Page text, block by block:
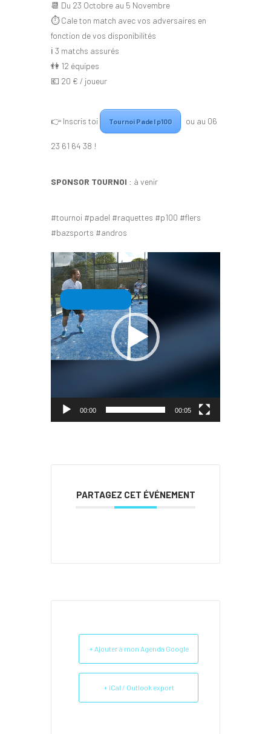
📆 Du 23 Octobre au 5 Novembre
⏱ Cale ton match avec vos adversaires en
fonction de vos disponibilités
ℹ️ 3 matchs assurés
👫 12 équipes
💶 20 € / joueur
👉 Inscris toi Tournoi Padel p100 ou au 06
23 61 64 38 !
SPONSOR TOURNOI : à venir
#tournoi #padel #raquettes #p100 #flers
#bazsports #andros
Lecteur
vidéo
00:00 00:05
PARTAGEZ CET ÉVÉNEMENT
+ Ajouter à mon Agenda Google
+ iCal / Outlook export